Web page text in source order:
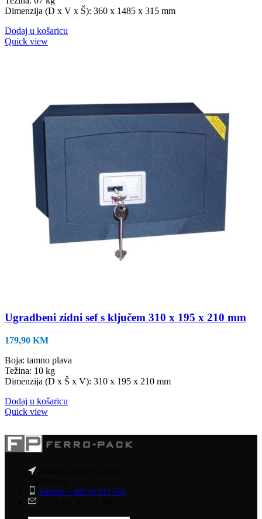
Dimenzija (D x V x Š): 360 x 1485 x 315 mm
Dodaj u košaricu
Quick view
Ugradbeni zidni sef s ključem 310 x 195 x 210 mm
179,90 KM
Boja: tamno plava
Težina: 10 kg
Dimenzija (D x Š x V): 310 x 195 x 210 mm
Dodaj u košaricu
Quick view
Telefon: +387 30 717 550